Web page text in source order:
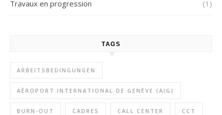
Travaux en progression (1)
TAGS
ARBEITSBEDINGUNGEN
AÉROPORT INTERNATIONAL DE GENÈVE (AIG)
BURN-OUT CADRES CALL CENTER CCT